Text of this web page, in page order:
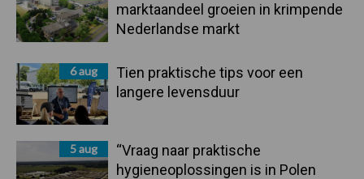
marktaandeel groeien in krimpende
Nederlandse markt
6 aug
Tien praktische tips voor een
langere levensduur
5 aug
“Vraag naar praktische
hygieneoplossingen is in Polen